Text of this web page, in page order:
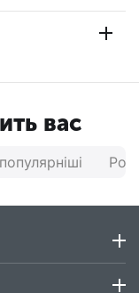
вас